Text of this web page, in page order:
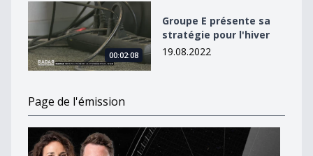
Groupe E présente sa stratégie pour l&#039;hiver
00:02:08
Groupe E présente sa
stratégie pour l'hiver
19.08.2022
Page de l'émission